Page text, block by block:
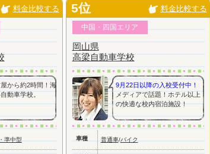
料金比較する
から約2時間！海
動車学校。
準中型
5位 料金比較する
中国・四国エリア
岡山県
高梁自動車学校
9月22日以降の入校受付中！
メディアで話題！ホテル以上
の快適な校内宿泊施設！
車種 普通車/バイク